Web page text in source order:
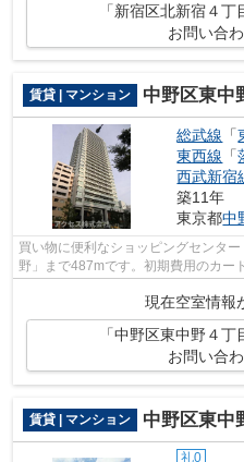
「新宿区北新宿４
お問い合
賃貸 | マンション 中野区東中
総武線 「
東西線 「
西武新宿
築11年
東京都中
買い物に便利なショッピングセンタ
野」まで487mです。初期費用のカー
現在空室情報
「中野区東中野４
お問い合
賃貸 | マンション 中野区東中
礼0